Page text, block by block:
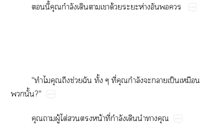
​ี้​​ำ​​​​ด้​​ห่​​​
"​​​ช่​​ั้​ี่​​ำ​​​ป็​​
​ั้?"
​​ู้​ไต่​​​น้​ี่​ำ​​​​